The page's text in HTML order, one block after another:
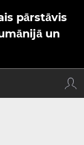
pārstāvis
un